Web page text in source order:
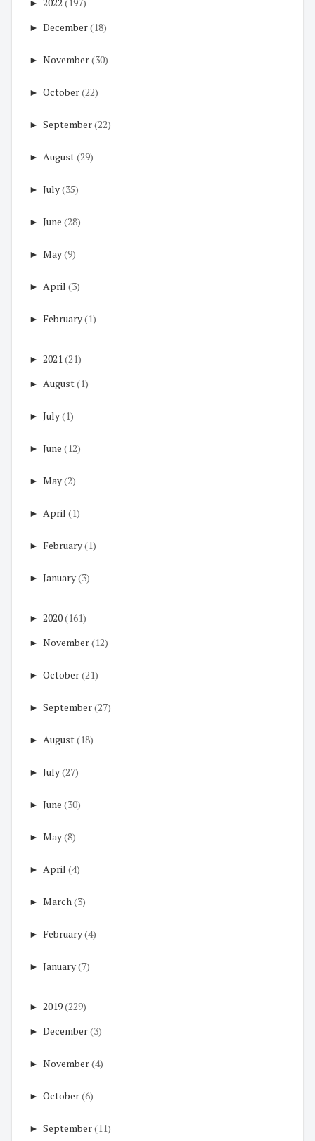
► December(18)
► November(30)
► October(22)
► September(22)
► August(29)
► July(35)
► June (28)
► May(9)
► April (3)
► February(1)
► 2021 (21)
► August(1)
► July(1)
► June (12)
► May(2)
► April (1)
► February(1)
► January(3)
► 2020(161)
► November(12)
► October(21)
► September(27)
► August(18)
► July(27)
► June (30)
► May(8)
► April (4)
► March(3)
► February(4)
► January(7)
► 2019(229)
► December(3)
► November(4)
► October(6)
► September(11)